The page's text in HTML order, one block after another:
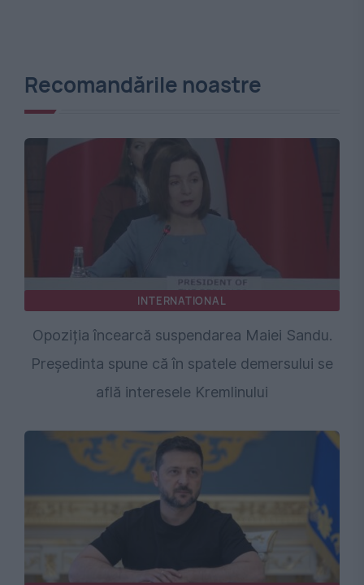
Recomandările noastre
INTERNATIONAL
Opoziția încearcă suspendarea Maiei Sandu.
Președinta spune că în spatele demersului se
află interesele Kremlinului